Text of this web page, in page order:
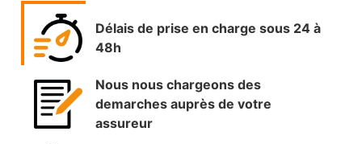
Délais de prise en charge sous 24 à
48h
Nous nous chargeons des
demarches auprès de votre
assureur